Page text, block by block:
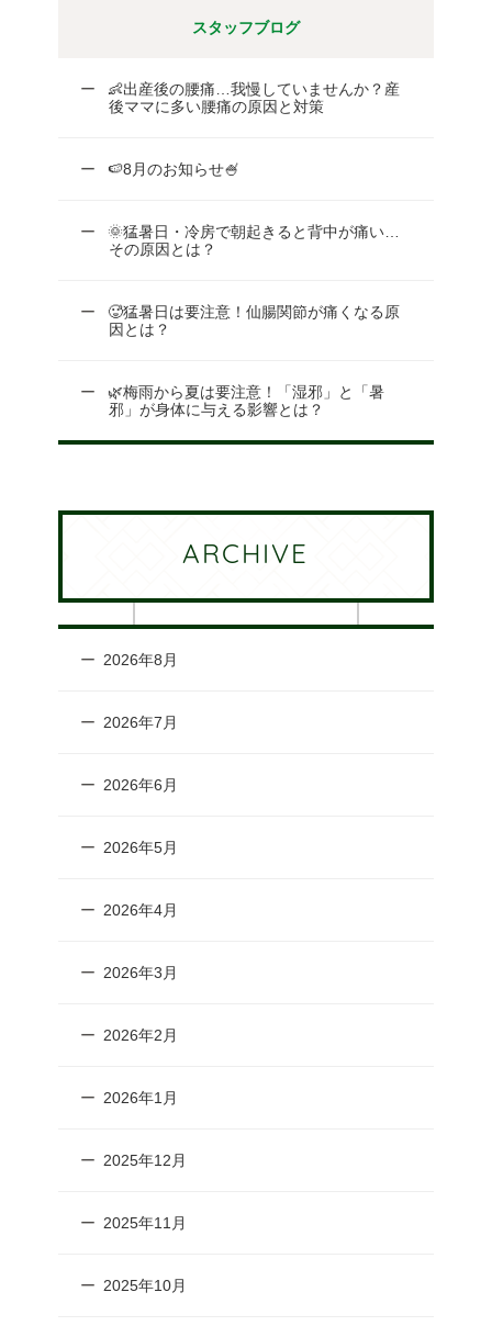
スタッフブログ
👶出産後の腰痛…我慢していませんか？産
後ママに多い腰痛の原因と対策
🍉8月のお知らせ🍧
🌞猛暑日・冷房で朝起きると背中が痛い…
その原因とは？
🥵猛暑日は要注意！仙腸関節が痛くなる原
因とは？
🌿梅雨から夏は要注意！「湿邪」と「暑
邪」が身体に与える影響とは？
ARCHIVE
2026年8月
2026年7月
2026年6月
2026年5月
2026年4月
2026年3月
2026年2月
2026年1月
2025年12月
2025年11月
2025年10月